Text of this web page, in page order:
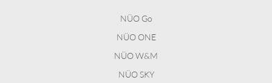
NÜO Go
NÜO ONE
NÜO W&M
NÜO SKY